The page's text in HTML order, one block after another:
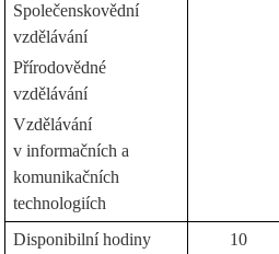
Společenskovědní
vzdělávání
Přírodovědné
vzdělávání
Vzdělávání
v informačních a
komunikačních
technologiích
Disponibilní hodiny 10